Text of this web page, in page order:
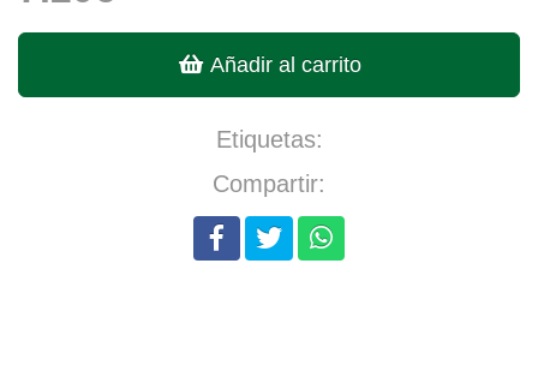
Añadir al carrito
Etiquetas:
Compartir: